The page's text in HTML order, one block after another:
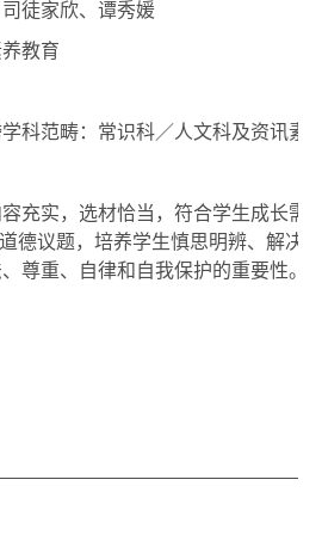
徒家欣、谭秀媛
教育
科范畴：常识科／人文科及资讯素
充实，选材恰当，符合学生成长需
德议题，培养学生慎思明辨、解决
尊重、自律和自我保护的重要性。